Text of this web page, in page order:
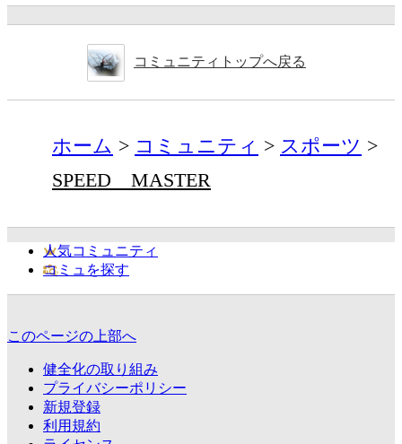
コミュニティトップへ戻る
ホーム コミュニティ
スポーツ
SPEED MASTER
人気コミュニティ
コミュを探す
このページの上部へ
健全化の取り組み
プライバシーポリシー
新規登録
利用規約